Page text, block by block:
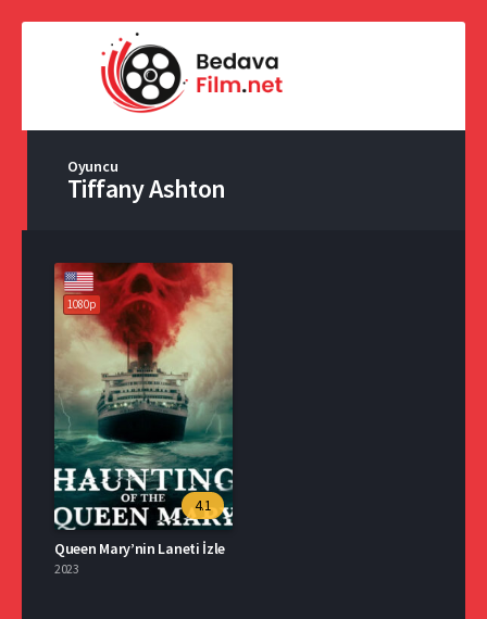
Oyuncu
Tiffany Ashton
1080p
4.1
Queen Mary’nin Laneti İzle
2023